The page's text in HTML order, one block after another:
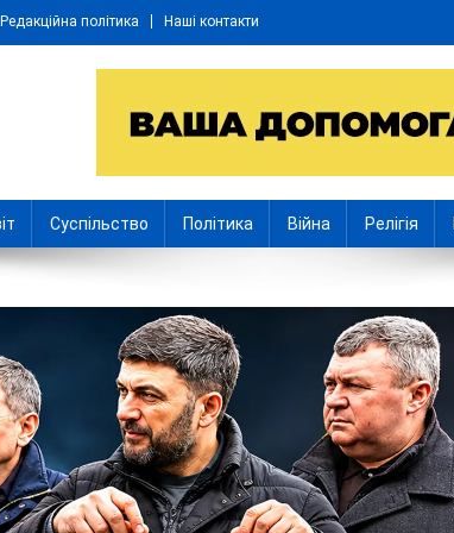
Редакційна політика Наші контакти
Суспільство Політика Війна Релігія